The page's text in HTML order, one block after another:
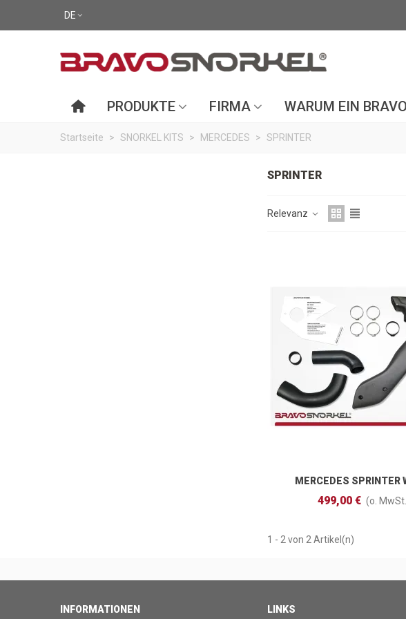
DE
PRODUKTE FIRMA WARUM EIN
Startseite > SNORKEL KITS > MERCEDES > SPRINTER
SPRINTER
Relevanz
In Den Warenkorb
MERCEDES SPRINTER
VOLKSWAGEN CRAFTER
499,00 € (o.
1 - 2 von 2 Artikel(n)
INFORMATIONEN LINKS